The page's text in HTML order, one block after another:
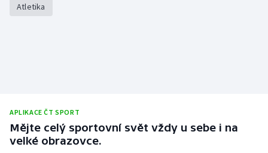
Atletika
APLIKACE ČT SPORT
Mějte celý sportovní svět vždy u sebe i na
velké obrazovce.